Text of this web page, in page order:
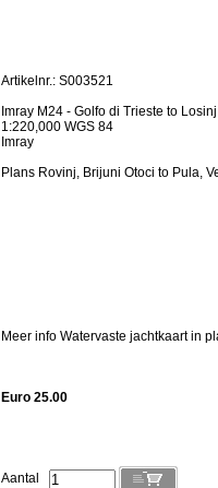
Artikelnr.: S003521
Imray M24 - Golfo di Trieste to
1:220,000 WGS 84
Imray
Plans Rovinj, Brijuni Otoci to Pula,
Meer info Watervaste jachtkaart in
Euro 25.00
Aantal